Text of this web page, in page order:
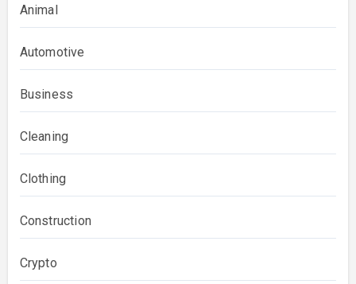
Animal
Automotive
Business
Cleaning
Clothing
Construction
Crypto